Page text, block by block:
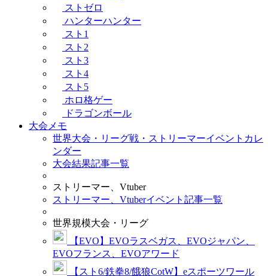
ストゼロ
ハンターハンター
スト1
スト2
スト3
スト4
スト5
ホロ格ゲー
ドラゴンボール
大会メモ
世界大会・リーグ戦・ストリーマーイベントカレ
ンダー
大会結果記事一覧
ストリーマー、Vtuber
ストリーマー、Vtuberイベント記事一覧
世界規模大会・リーグ
【EVO】EVOラスベガス、EVOジャパン、
EVOフランス、EVOアワード
【スト6/鉄拳8/餓狼CotW】eスポーツワール